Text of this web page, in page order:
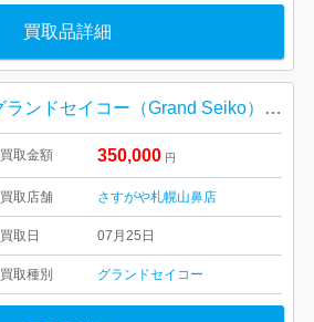
買取品詳細
グランドセイコー（Grand Seiko） ヘリテージコレクション（SBGA211）
買取金額 350,000 円
買取店舗 さすがや札幌山鼻店
買取日 07月25日
買取種別 グランドセイコー